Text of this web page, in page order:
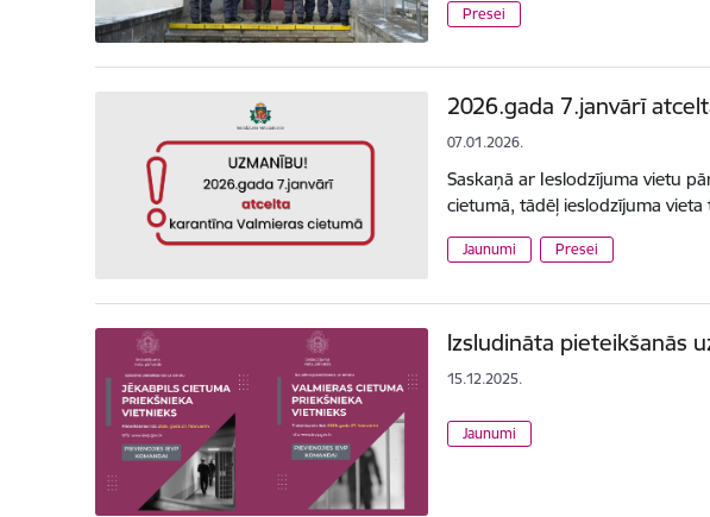
Presei
2026.gada 7.janvārī
07.01.2026.
Saskaņā ar Ieslodzījuma vietu
cietumā, tādēļ ieslodzījuma
Jaunumi Presei
Izsludināta pieteikšanās
15.12.2025.
Jaunumi